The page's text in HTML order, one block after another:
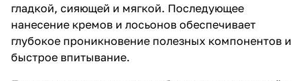
гладкой, сияющей и мягкой. Последующее
нанесение кремов и лосьонов обеспечивает
глубокое проникновение полезных компонентов и
быстрое впитывание.